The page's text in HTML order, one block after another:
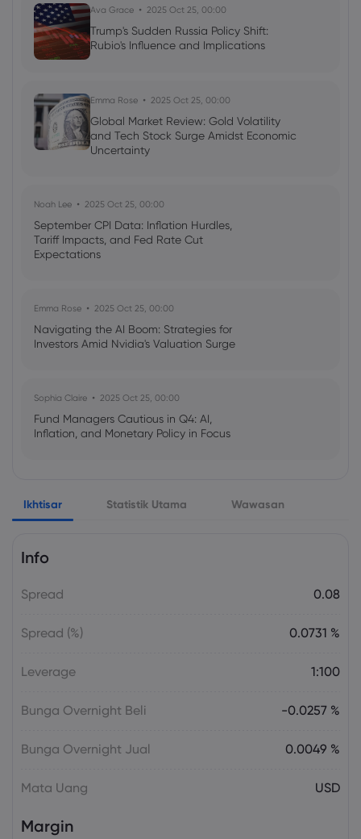
Georgy Istigechev 2023 Sep 26, 04:00
Ava Grace 2025 Oct 25, 00:00
Trump's Sudden Russia Policy Shift:
Rubio's Influence and Implications
Emma Rose 2025 Oct 25, 00:00
Global Market Review: Gold Volatility
and Tech Stock Surge Amidst Economic
Uncertainty
Noah Lee 2025 Oct 25, 00:00
September CPI Data: Inflation Hurdles,
Tariff Impacts, and Fed Rate Cut
Expectations
Emma Rose 2025 Oct 25, 00:00
Navigating the AI Boom: Strategies for
Investors Amid Nvidia's Valuation Surge
Sophia Claire 2025 Oct 25, 00:00
Fund Managers Cautious in Q4: AI,
Inflation, and Monetary Policy in Focus
US Government Shutdown Threatens
October Inflation Data Release
US-EU Relations: Russia Sanctions Unite
Ikhtisar Statistik Utama Wawasan
Info
Spread 0.08
Spread (%) 0.0731 %
Leverage 1:100
Bunga Overnight Beli -0.0257 %
Bunga Overnight Jual 0.0049 %
Mata Uang USD
Margin